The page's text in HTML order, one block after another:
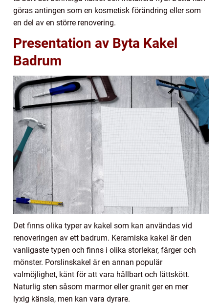
göras antingen som en kosmetisk förändring eller som
en del av en större renovering.
Presentation av Byta Kakel
Badrum
Det finns olika typer av kakel som kan användas vid
renoveringen av ett badrum. Keramiska kakel är den
vanligaste typen och finns i olika storlekar, färger och
mönster. Porslinskakel är en annan populär
valmöjlighet, känt för att vara hållbart och lättskött.
Naturlig sten såsom marmor eller granit ger en mer
lyxig känsla, men kan vara dyrare.